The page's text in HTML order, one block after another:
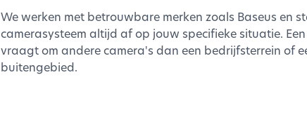
We werken met betrouwbare merken zoals Baseus en
camerasysteem altijd af op jouw specifieke situatie.
vraagt om andere camera's dan een bedrijfsterrein of
buitengebied.